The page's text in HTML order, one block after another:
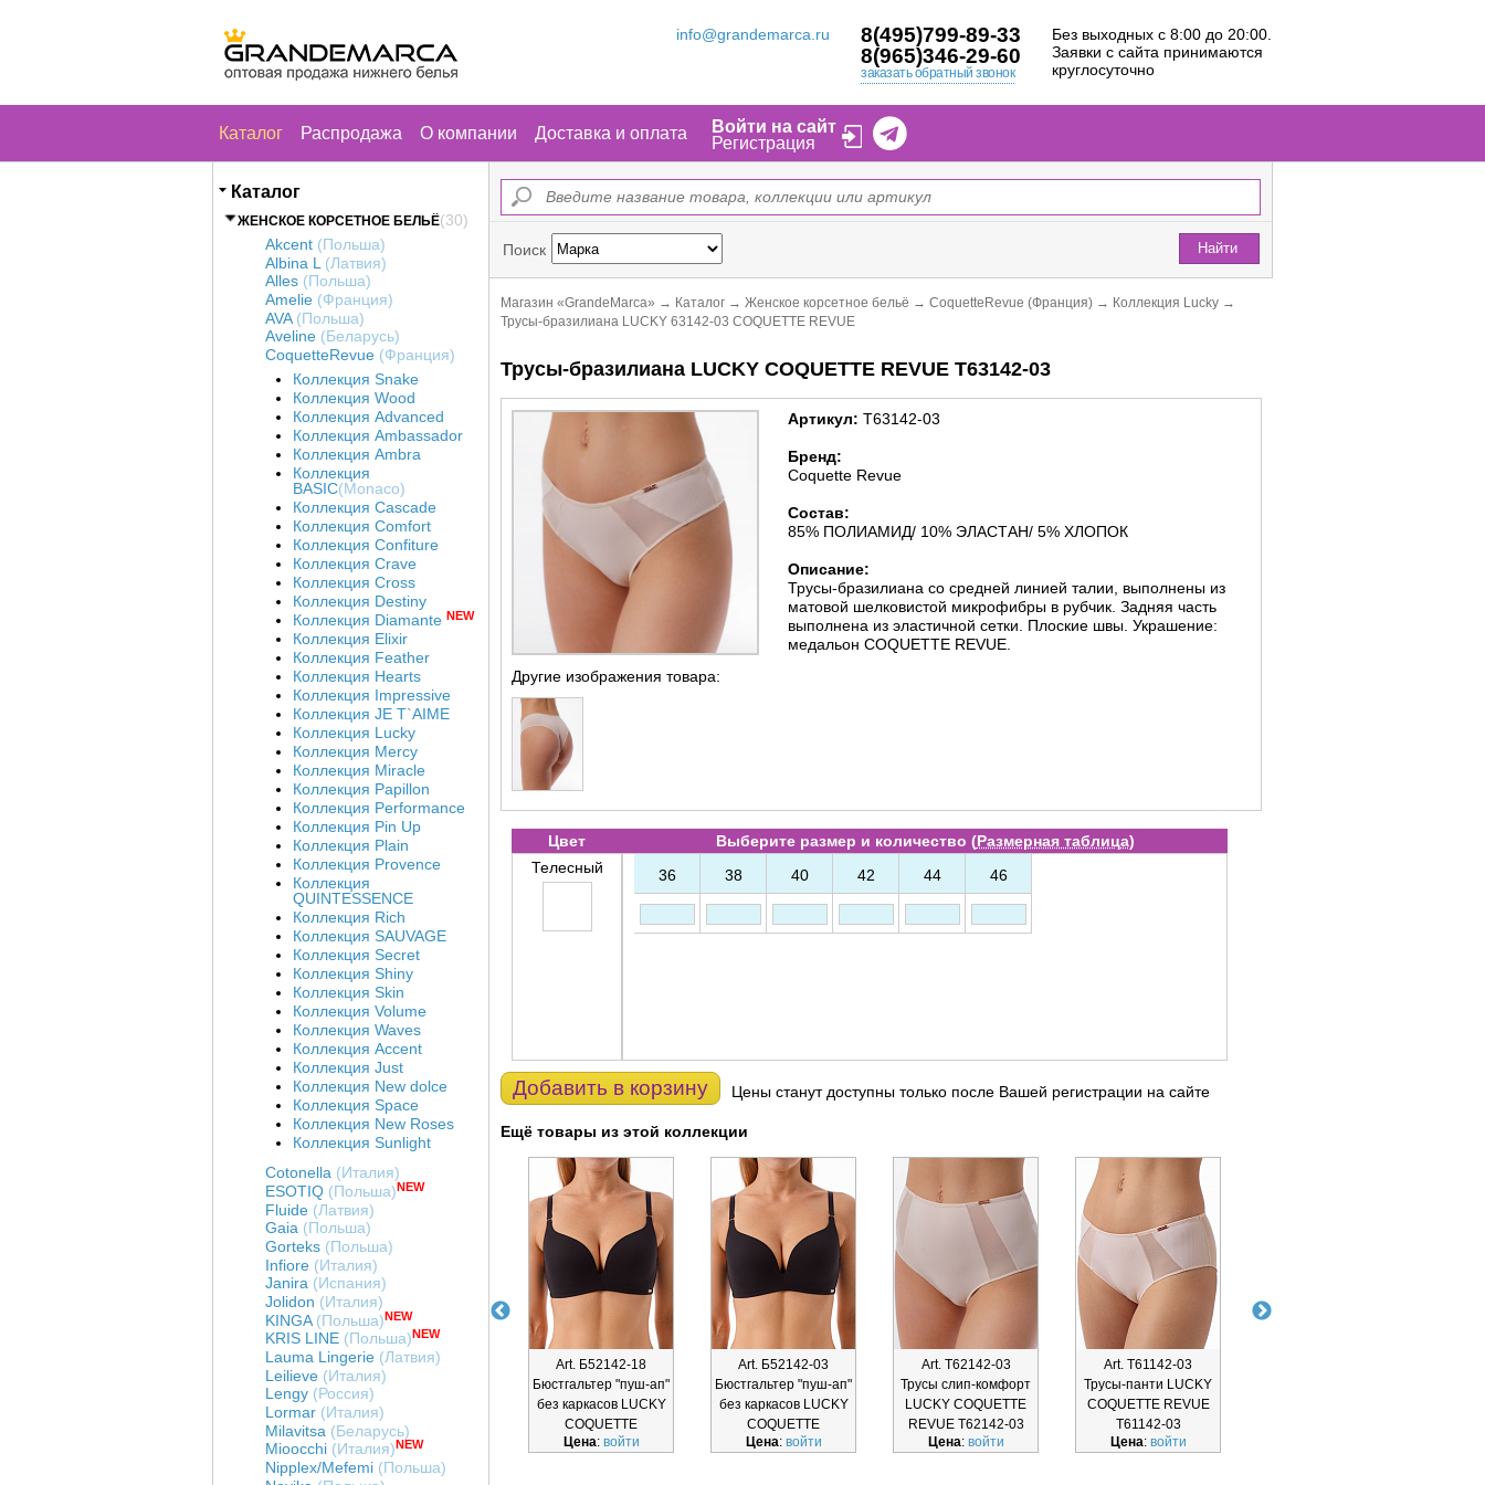
info@grandemarca.ru
8(495)799-89-33
8(965)346-29-60
заказать обратный звонок
Без выходных с 8:00 до 20:00.
Заявки с сайта принимаются
круглосуточно
Каталог Распродажа О компании Доставка и оплата
Войти на сайт
Регистрация
Каталог
ЖЕНСКОЕ КОРСЕТНОЕ БЕЛЬЁ(30)
Akcent (Польша)
Albina L (Латвия)
Alles (Польша)
Amelie (Франция)
AVA (Польша)
Aveline (Беларусь)
CoquetteRevue (Франция)
Коллекция Snake
Коллекция Wood
Коллекция Advanced
Коллекция Ambassador
Коллекция Ambra
Коллекция
BASIC(Monaco)
Коллекция Cascade
Коллекция Comfort
Коллекция Confiture
Коллекция Crave
Коллекция Cross
Коллекция Destiny
Коллекция Diamante NEW
Коллекция Elixir
Коллекция Feather
Коллекция Hearts
Коллекция Impressive
Коллекция JE T`AIME
Коллекция Lucky
Коллекция Mercy
Коллекция Miracle
Коллекция Papillon
Коллекция Performance
Коллекция Pin Up
Коллекция Plain
Коллекция Provence
Коллекция
QUINTESSENCE
Коллекция Rich
Коллекция SAUVAGE
Коллекция Secret
Коллекция Shiny
Коллекция Skin
Коллекция Volume
Коллекция Waves
Коллекция Accent
Коллекция Just
Коллекция New dolce
Коллекция Space
Коллекция New Roses
Коллекция Sunlight
Cotonella (Италия)
ESOTIQ (Польша)NEW
Fluide (Латвия)
Gaia (Польша)
Gorteks (Польша)
Infiore (Италия)
Janira (Испания)
Jolidon (Италия)
KINGA (Польша)NEW
KRIS LINE (Польша) NEW
Lauma Lingerie (Латвия)
Leilieve (Италия)
Lengy (Россия)
Lormar (Италия)
Milavitsa (Беларусь)
Mioocchi (Италия) NEW
Nipplex/Mefemi (Польша)
Поиск Найти
Магазин «GrandeMarca» → Каталог → Женское корсетное бельё → CoquetteRevue (Франция) → Коллекция Lucky →
Трусы-бразилиана LUCKY 63142-03 COQUETTE REVUE
Трусы-бразилиана LUCKY COQUETTE REVUE Т63142-03
Другие изображения товара:
Артикул: Т63142-03
Бренд:
Coquette Revue
Состав:
85% ПОЛИАМИД/ 10% ЭЛАСТАН/ 5% ХЛОПОК
Описание:
Трусы-бразилиана со средней линией талии, выполнены из
матовой шелковистой микрофибры в рубчик. Задняя часть
выполнена из эластичной сетки. Плоские швы. Украшение:
медальон COQUETTE REVUE.
Цвет Выберите размер и количество (Размерная таблица)
Телесный
36 38 40 42 44 46
Добавить в корзину Цены станут доступны только после Вашей регистрации на сайте
Ещё товары из этой коллекции
Art. Б55142-18
Бюстгальтер без
каркасов LUCKY
COQUETTE REVUE
Б55142-18
войти
Art. Б82142-18
Бюстгальтер "пуш-ап"
LUCKY COQUETTE
REVUE Б82142
Цена:войти
Art. Б52142-18
Бюстгальтер "пуш-ап"
без каркасов LUCKY
COQUETTE
Цена: войти
Art. Б52142-03
Бюстгальтер "пуш-ап"
без каркасов LUCKY
COQUETTE
Цена: войти
Art. Т62142-03
Трусы слип-комфорт
LUCKY COQUETTE
REVUE Т62142-03
Цена: войти
Art. Т61142-03
Трусы-панти LUCKY
COQUETTE REVUE
Т61142-03
Цена: войти